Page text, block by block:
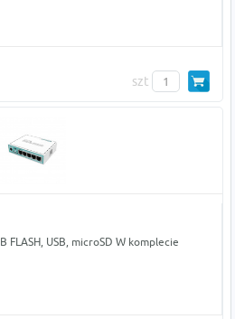
szt
FLASH, USB, microSD W komplecie